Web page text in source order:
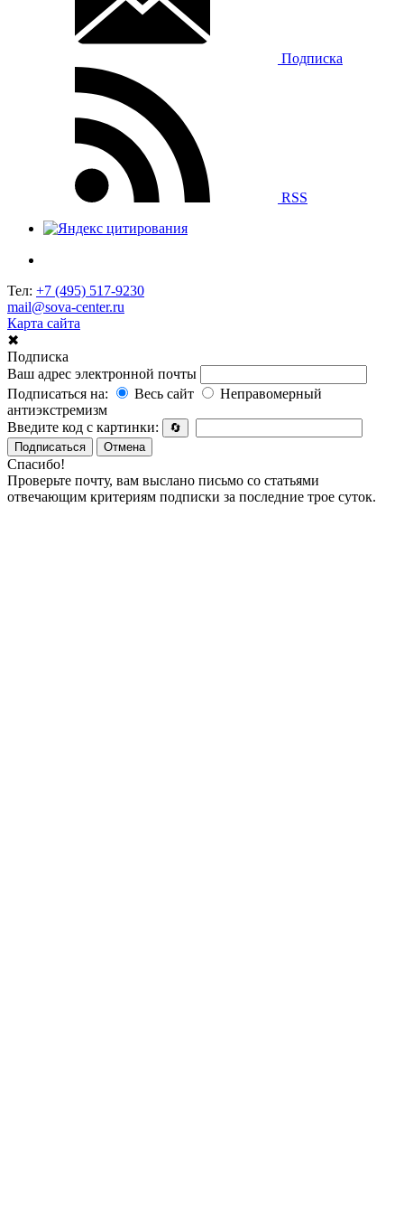
Подписка
RSS
Тел: +7 (495) 517-9230
mail@sova-center.ru
Карта сайта
✖
Подписка
Ваш адрес электронной почты
Подписаться на:
Весь сайт
Неправомерный
антиэкстремизм
Введите код с картинки:
🔄
Подписаться
Отмена
Спасибо!
Проверьте почту, вам выслано письмо со статьями
отвечающим критериям подписки за последние трое суток.